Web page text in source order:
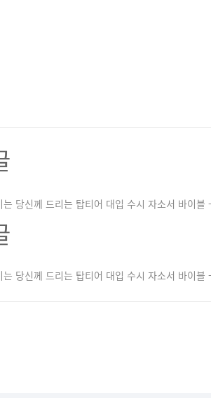
는 당신께 드리는 탑티어 대입 수시 자소서 바이블
는 당신께 드리는 탑티어 대입 수시 자소서 바이블